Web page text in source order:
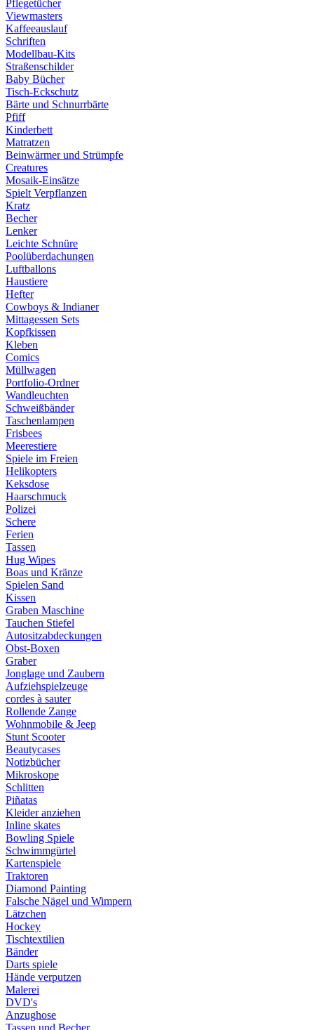
Pflegetücher
Viewmasters
Kaffeeauslauf
Schriften
Modellbau-Kits
Straßenschilder
Baby Bücher
Tisch-Eckschutz
Bärte und Schnurrbärte
Pfiff
Kinderbett
Matratzen
Beinwärmer und Strümpfe
Creatures
Mosaik-Einsätze
Spielt Verpflanzen
Kratz
Becher
Lenker
Leichte Schnüre
Poolüberdachungen
Luftballons
Haustiere
Hefter
Cowboys & Indianer
Mittagessen Sets
Kopfkissen
Kleben
Comics
Müllwagen
Portfolio-Ordner
Wandleuchten
Schweißbänder
Taschenlampen
Frisbees
Meerestiere
Spiele im Freien
Helikopters
Keksdose
Haarschmuck
Polizei
Schere
Ferien
Tassen
Hug Wipes
Boas und Kränze
Spielen Sand
Kissen
Graben Maschine
Tauchen Stiefel
Autositzabdeckungen
Obst-Boxen
Graber
Jonglage und Zaubern
Aufziehspielzeuge
cordes à sauter
Rollende Zange
Wohnmobile & Jeep
Stunt Scooter
Beautycases
Notizbücher
Mikroskope
Schlitten
Piñatas
Kleider anziehen
Inline skates
Bowling Spiele
Schwimmgürtel
Kartenspiele
Traktoren
Diamond Painting
Falsche Nägel und Wimpern
Lätzchen
Hockey
Tischtextilien
Bänder
Darts spiele
Hände verputzen
Malerei
DVD's
Anzughose
Tassen und Becher